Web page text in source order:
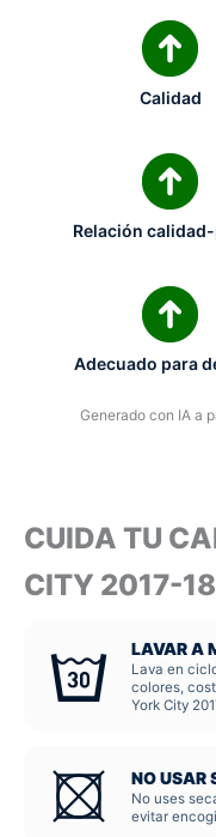
Calidad
Relación
Adecuado para
Generado con IA a
CUIDA TU
CITY 2017-
LAVAR A
Lava en
colores,
York City
NO USAR
No uses
evitar